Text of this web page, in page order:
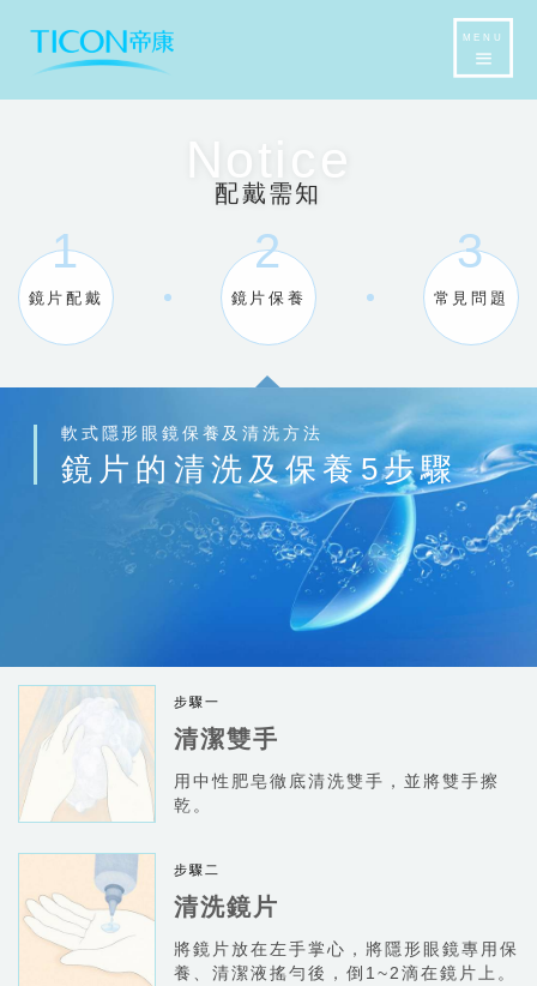
MENU
Notice
配戴需知
1
鏡片配戴
2
鏡片保養
3
常見問題
軟式隱形眼鏡保養及清洗方法
鏡片的清洗及保養5步驟
清潔雙手
用中性肥皂徹底清洗雙手，並將雙手擦
乾。
清洗鏡片
將鏡片放在左手掌心，將隱形眼鏡專用保
養、清潔液搖勻後，倒1~2滴在鏡片上。